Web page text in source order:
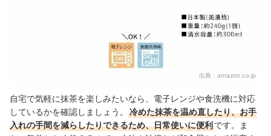
出典： amazon.co.jp
自宅で気軽に抹茶を楽しみたいなら、電子レンジや食洗機に対応
しているかを確認しましょう。
冷めた抹茶を温め直したり、お手
入れの手間を減らしたりできるため、日常使いに便利です。ま